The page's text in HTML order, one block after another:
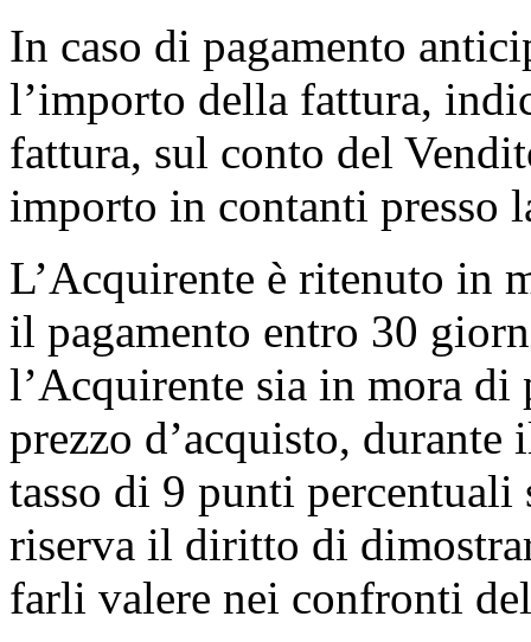
In caso di pagamento
l’importo della fattura,
fattura, sul conto del
importo in contanti presso
L’Acquirente è ritenuto in
il pagamento entro 30
l’Acquirente sia in mora di
prezzo d’acquisto,
tasso di 9 punti percentuali
riserva il diritto di
farli valere nei confronti